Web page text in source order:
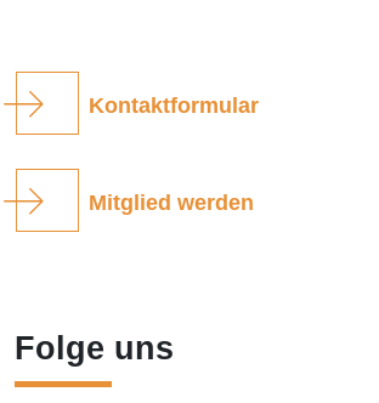
Kontaktformular
Mitglied werden
Folge uns